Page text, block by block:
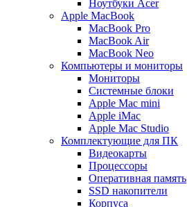
Ноутбуки Acer
Apple MacBook
MacBook Pro
MacBook Air
MacBook Neo
Компьютеры и мониторы
Мониторы
Системные блоки
Apple Mac mini
Apple iMac
Apple Mac Studio
Комплектующие для ПК
Видеокарты
Процессоры
Оперативная память
SSD накопители
Корпуса